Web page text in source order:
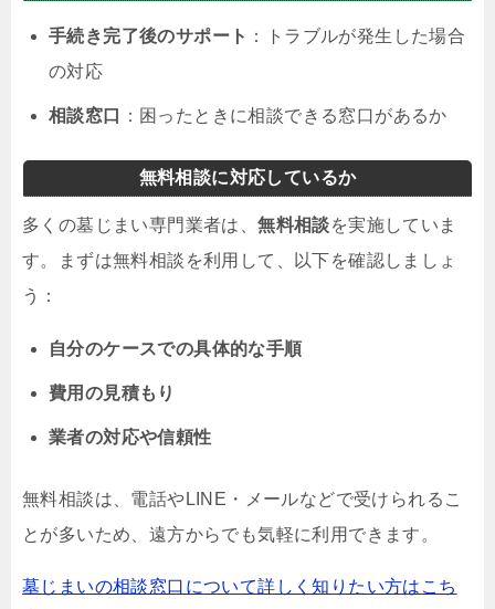
手続き完了後のサポート ：トラブルが発生した場合
の対応
相談窓口 ：困ったときに相談できる窓口があるか
無料相談に対応しているか
多くの墓じまい専門業者は、無料相談を実施していま
す。まずは無料相談を利用して、以下を確認しましょ
う：
自分のケースでの具体的な手順
費用の見積もり
業者の対応や信頼性
無料相談は、電話やLINE・メールなどで受けられるこ
とが多いため、遠方からでも気軽に利用できます。
墓じまいの相談窓口について詳しく知りたい方はこち